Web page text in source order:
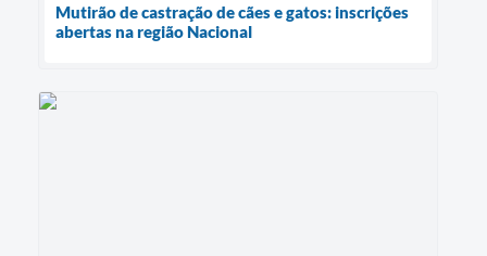
Mutirão de castração de cães e gatos: inscrições
abertas na região Nacional